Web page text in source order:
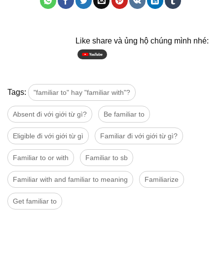
Like share và ủng hộ chúng mình nhé:
Tags: "familiar to" hay "familiar with"?
Absent đi với giới từ gì? Be familiar to
Eligible đi với giới từ gì Familiar đi với giới từ gì?
Familiar to or with Familiar to sb
Familiar with and familiar to meaning Familiarize
Get familiar to